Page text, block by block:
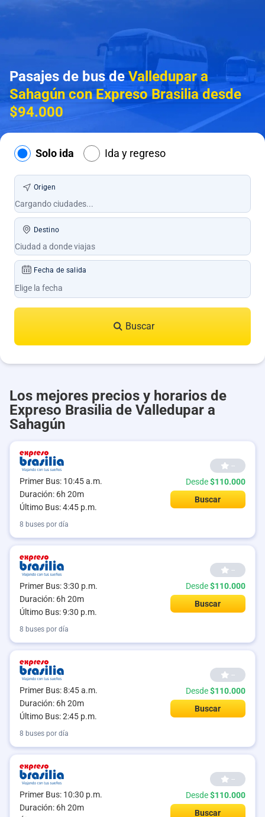
Pasajes de bus deValledupar a
Sahagún con Expreso Brasilia desde
$94.000
Solo ida Ida y regreso
Origen
Destino
Fecha de salida
Buscar
Los mejores precios y horarios de
Expreso Brasilia de Valledupar a
Sahagún
Primer Bus: 10:45 a.m.
Duración: 6h 20m
Último Bus: 4:45 p.m.
--
Desde$110.000
Buscar
8 buses por día
Primer Bus: 3:30 p.m.
Duración: 6h 20m
Último Bus: 9:30 p.m.
--
Desde$110.000
Buscar
8 buses por día
Primer Bus: 8:45 a.m.
Duración: 6h 20m
Último Bus: 2:45 p.m.
--
Desde$110.000
Buscar
8 buses por día
Primer Bus: 10:30 p.m.
Duración: 6h 20m
--
Desde$110.000
Buscar